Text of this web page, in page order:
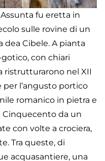
fu eretta in
sulle rovine di un
Cibele. A pianta
con chiari
ristrutturarono nel XII
per l’angusto portico
romanico in pietra e
Cinquecento da un
con volte a crociera,
Tra queste, di
acquasantiere, una